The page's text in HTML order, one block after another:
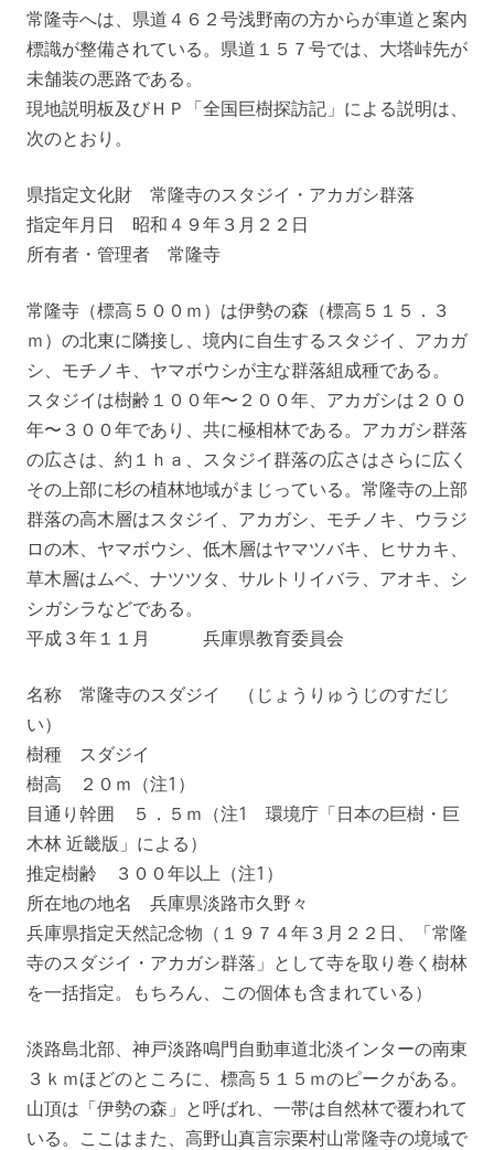
常隆寺へは、県道４６２号浅野南の方からが車道と案内
標識が整備されている。県道１５７号では、大塔峠先が
未舗装の悪路である。
現地説明板及びＨＰ「全国巨樹探訪記」による説明は、
次のとおり。
県指定文化財 常隆寺のスタジイ・アカガシ群落
指定年月日 昭和４９年３月２２日
所有者・管理者 常隆寺
常隆寺（標高５００ｍ）は伊勢の森（標高５１５．３
ｍ）の北東に隣接し、境内に自生するスタジイ、アカガ
シ、モチノキ、ヤマボウシが主な群落組成種である。
スタジイは樹齢１００年〜２００年、アカガシは２００
年〜３００年であり、共に極相林である。アカガシ群落
の広さは、約１ｈａ、スタジイ群落の広さはさらに広く
その上部に杉の植林地域がまじっている。常隆寺の上部
群落の高木層はスタジイ、アカガシ、モチノキ、ウラジ
ロの木、ヤマボウシ、低木層はヤマツバキ、ヒサカキ、
草木層はムベ、ナツツタ、サルトリイバラ、アオキ、シ
シガシラなどである。
平成３年１１月 兵庫県教育委員会
名称 常隆寺のスダジイ （じょうりゅうじのすだじ
い）
樹種 スダジイ
樹高 ２０ｍ（注1）
目通り幹囲 ５．５ｍ（注1 環境庁「日本の巨樹・巨
木林 近畿版」による）
推定樹齢 ３００年以上（注1）
所在地の地名 兵庫県淡路市久野々
兵庫県指定天然記念物（１９７４年３月２２日、「常隆
寺のスダジイ・アカガシ群落」として寺を取り巻く樹林
を一括指定。もちろん、この個体も含まれている）
淡路島北部、神戸淡路鳴門自動車道北淡インターの南東
３ｋｍほどのところに、標高５１５ｍのピークがある。
山頂は「伊勢の森」と呼ばれ、一帯は自然林で覆われて
いる。ここはまた、高野山真言宗栗村山常隆寺の境域で